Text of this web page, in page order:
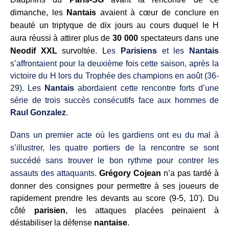
dimanche, les Nantais avaient à cœur de conclure en
beauté un triptyque de dix jours au cours duquel le H
aura réussi à attirer plus de30 000spectateurs dans une
Neodif XXLsurvoltée. Les Parisienset les
Nantais
s’affrontaient pour la deuxième fois cette saison, après la
victoire du H lors du Trophée des champions en août (36-
29). Les Nantais abordaient cette rencontre forts d’une
série de trois succès consécutifs face aux hommes de
Raul Gonzalez.
Dans un premier acte où les gardiens ont eu du mal à
s’illustrer, les quatre portiers de la rencontre se sont
succédé sans trouver le bon rythme pour contrer les
assauts des attaquants. Grégory Cojean n’a pas tardé à
donner des consignes pour permettre à ses joueurs de
rapidement prendre les devants au score (9-5, 10'). Du
côté parisien, les attaques placées peinaient à
déstabiliser la défense nantaise.